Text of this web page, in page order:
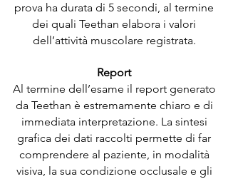
prova ha durata di 5 secondi, al termine
dei quali Teethan elabora i valori
dell’attività muscolare registrata.
Report
Al termine dell’esame il report generato
da Teethan è estremamente chiaro e di
immediata interpretazione. La sintesi
grafica dei dati raccolti permette di far
comprendere al paziente, in modalità
visiva, la sua condizione occlusale e gli